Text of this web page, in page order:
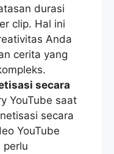
durasi
clip. Hal ini
Anda
cerita yang
secara
YouTube saat
secara
YouTube
perlu